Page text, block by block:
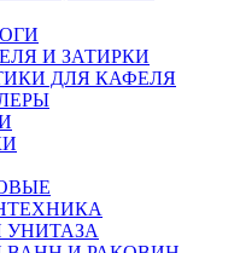
И ЗАТИРКИ
ДЛЯ КАФЕЛЯ
УНИТАЗА